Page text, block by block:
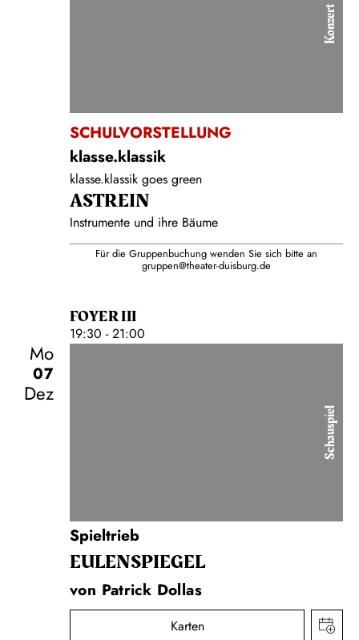
Konzert
SCHULVORSTELLUNG
klasse.klassik
klasse.klassik goes green
ASTREIN
Instrumente und ihre Bäume
Für die Gruppenbuchung wenden Sie sich bitte an
gruppen@theater-duisburg.de
FOYER III
19:30 - 21:00
Mo
07
Dez
Schauspiel
Spieltrieb
EULENSPIEGEL
von Patrick Dollas
Karten